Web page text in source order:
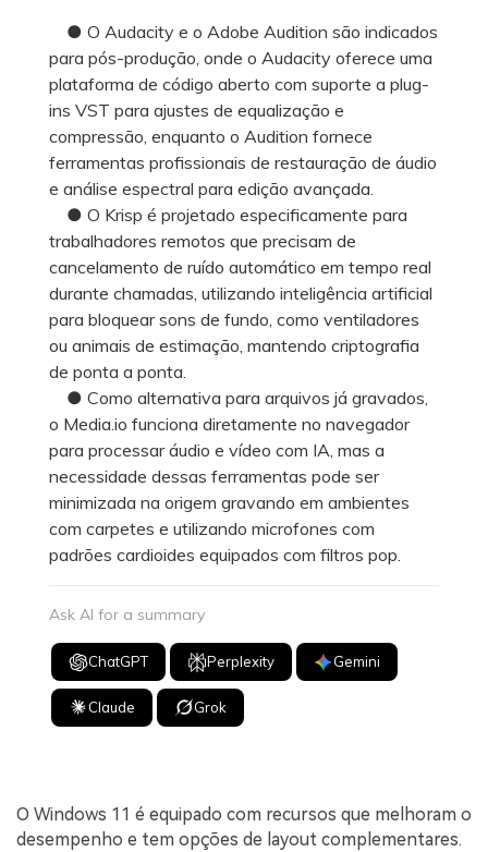
● O Audacity e o Adobe Audition são indicados
para pós-produção, onde o Audacity oferece uma
plataforma de código aberto com suporte a plug-
ins VST para ajustes de equalização e
compressão, enquanto o Audition fornece
ferramentas profissionais de restauração de áudio
e análise espectral para edição avançada.
● O Krisp é projetado especificamente para
trabalhadores remotos que precisam de
cancelamento de ruído automático em tempo real
durante chamadas, utilizando inteligência artificial
para bloquear sons de fundo, como ventiladores
ou animais de estimação, mantendo criptografia
de ponta a ponta.
● Como alternativa para arquivos já gravados,
o Media.io funciona diretamente no navegador
para processar áudio e vídeo com IA, mas a
necessidade dessas ferramentas pode ser
minimizada na origem gravando em ambientes
com carpetes e utilizando microfones com
padrões cardioides equipados com filtros pop.
Ask AI for a summary
ChatGPT Perplexity Gemini
Claude Grok
O Windows 11 é equipado com recursos que melhoram o
desempenho e tem opções de layout complementares.